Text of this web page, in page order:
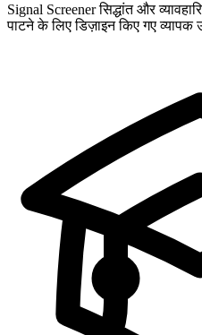
Signal Screener सिद्धांत और
पाटने के लिए डिज़ाइन किए गए